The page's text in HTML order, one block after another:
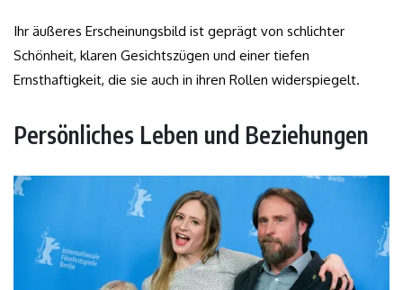
Ihr äußeres Erscheinungsbild ist geprägt von schlichter
Schönheit, klaren Gesichtszügen und einer tiefen
Ernsthaftigkeit, die sie auch in ihren Rollen widerspiegelt.
Persönliches Leben und Beziehungen